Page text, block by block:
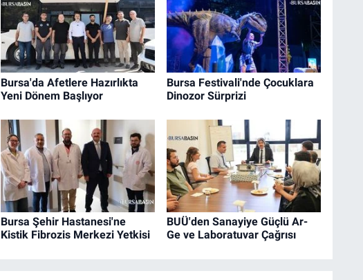
Bursa'da Afetlere Hazırlıkta
Yeni Dönem Başlıyor
Bursa Festivali'nde Çocuklara
Dinozor Sürprizi
Bursa Şehir Hastanesi'ne
Kistik Fibrozis Merkezi Yetkisi
BUÜ'den Sanayiye Güçlü Ar-
Ge ve Laboratuvar Çağrısı